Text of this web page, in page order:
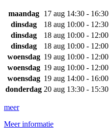
maandag 17 aug 14:30 - 16:30
dinsdag
18 aug 10:00 - 12:30
dinsdag
18 aug 10:00 - 12:00
dinsdag
18 aug 10:00 - 12:00
woensdag 19 aug 10:00 - 12:00
woensdag 19 aug 10:00 - 12:00
woensdag 19 aug 14:00 - 16:00
donderdag 20 aug 13:30 - 15:30
meer
Meer informatie